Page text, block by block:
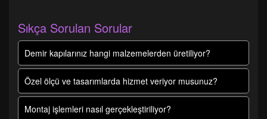
Sıkça Sorulan Sorular
Demir kapılarınız hangi malzemelerden üretiliyor?
Özel ölçü ve tasarımlarda hizmet veriyor musunuz?
Montaj işlemleri nasıl gerçekleştiriliyor?